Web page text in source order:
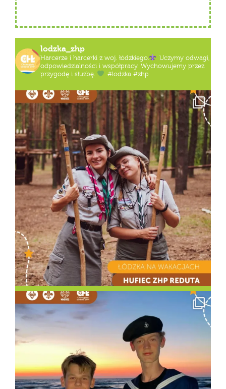
lodzka_zhp
Harcerze i harcerki z woj. łódzkiego.
Uczymy odwagi,
odpowiedzialności i współpracy. Wychowujemy przez
przygodę i służbę.
#lodzka #zhp